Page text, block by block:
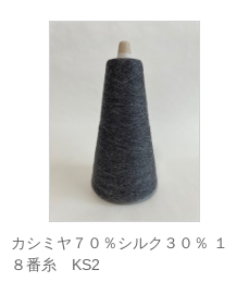
カシミヤ７０％シルク３０％ １
８番糸 KS2